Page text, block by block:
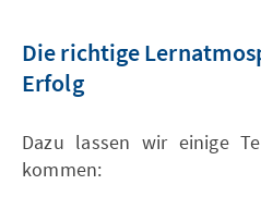
Die richtige
Erfolg
Dazu lassen wir einige
kommen: